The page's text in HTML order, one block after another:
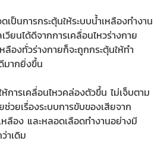
เป็นการกระตุ้นให้ระบบน้ำเหลืองทำงาน
วียนได้ดีจากการเคลื่อนไหวร่างกาย
ลืองทั่วร่างกายก็จะถูกกระตุ้นให้ทำ
มากยิ่งขึ้น
ห้การเคลื่อนไหวคล่องตัวขึ้น ไม่เจ็บตาม
วยเรื่องระบบการขับของเสียจาก
หลือง และหลอดเลือดทำงานอย่างมี
าเดิม